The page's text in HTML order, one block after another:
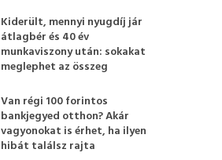
Kiderült, mennyi nyugdíj jár
átlagbér és 40 év
munkaviszony után: sokakat
meglephet az összeg
Van régi 100 forintos
bankjegyed otthon? Akár
vagyonokat is érhet, ha ilyen
hibát találsz rajta